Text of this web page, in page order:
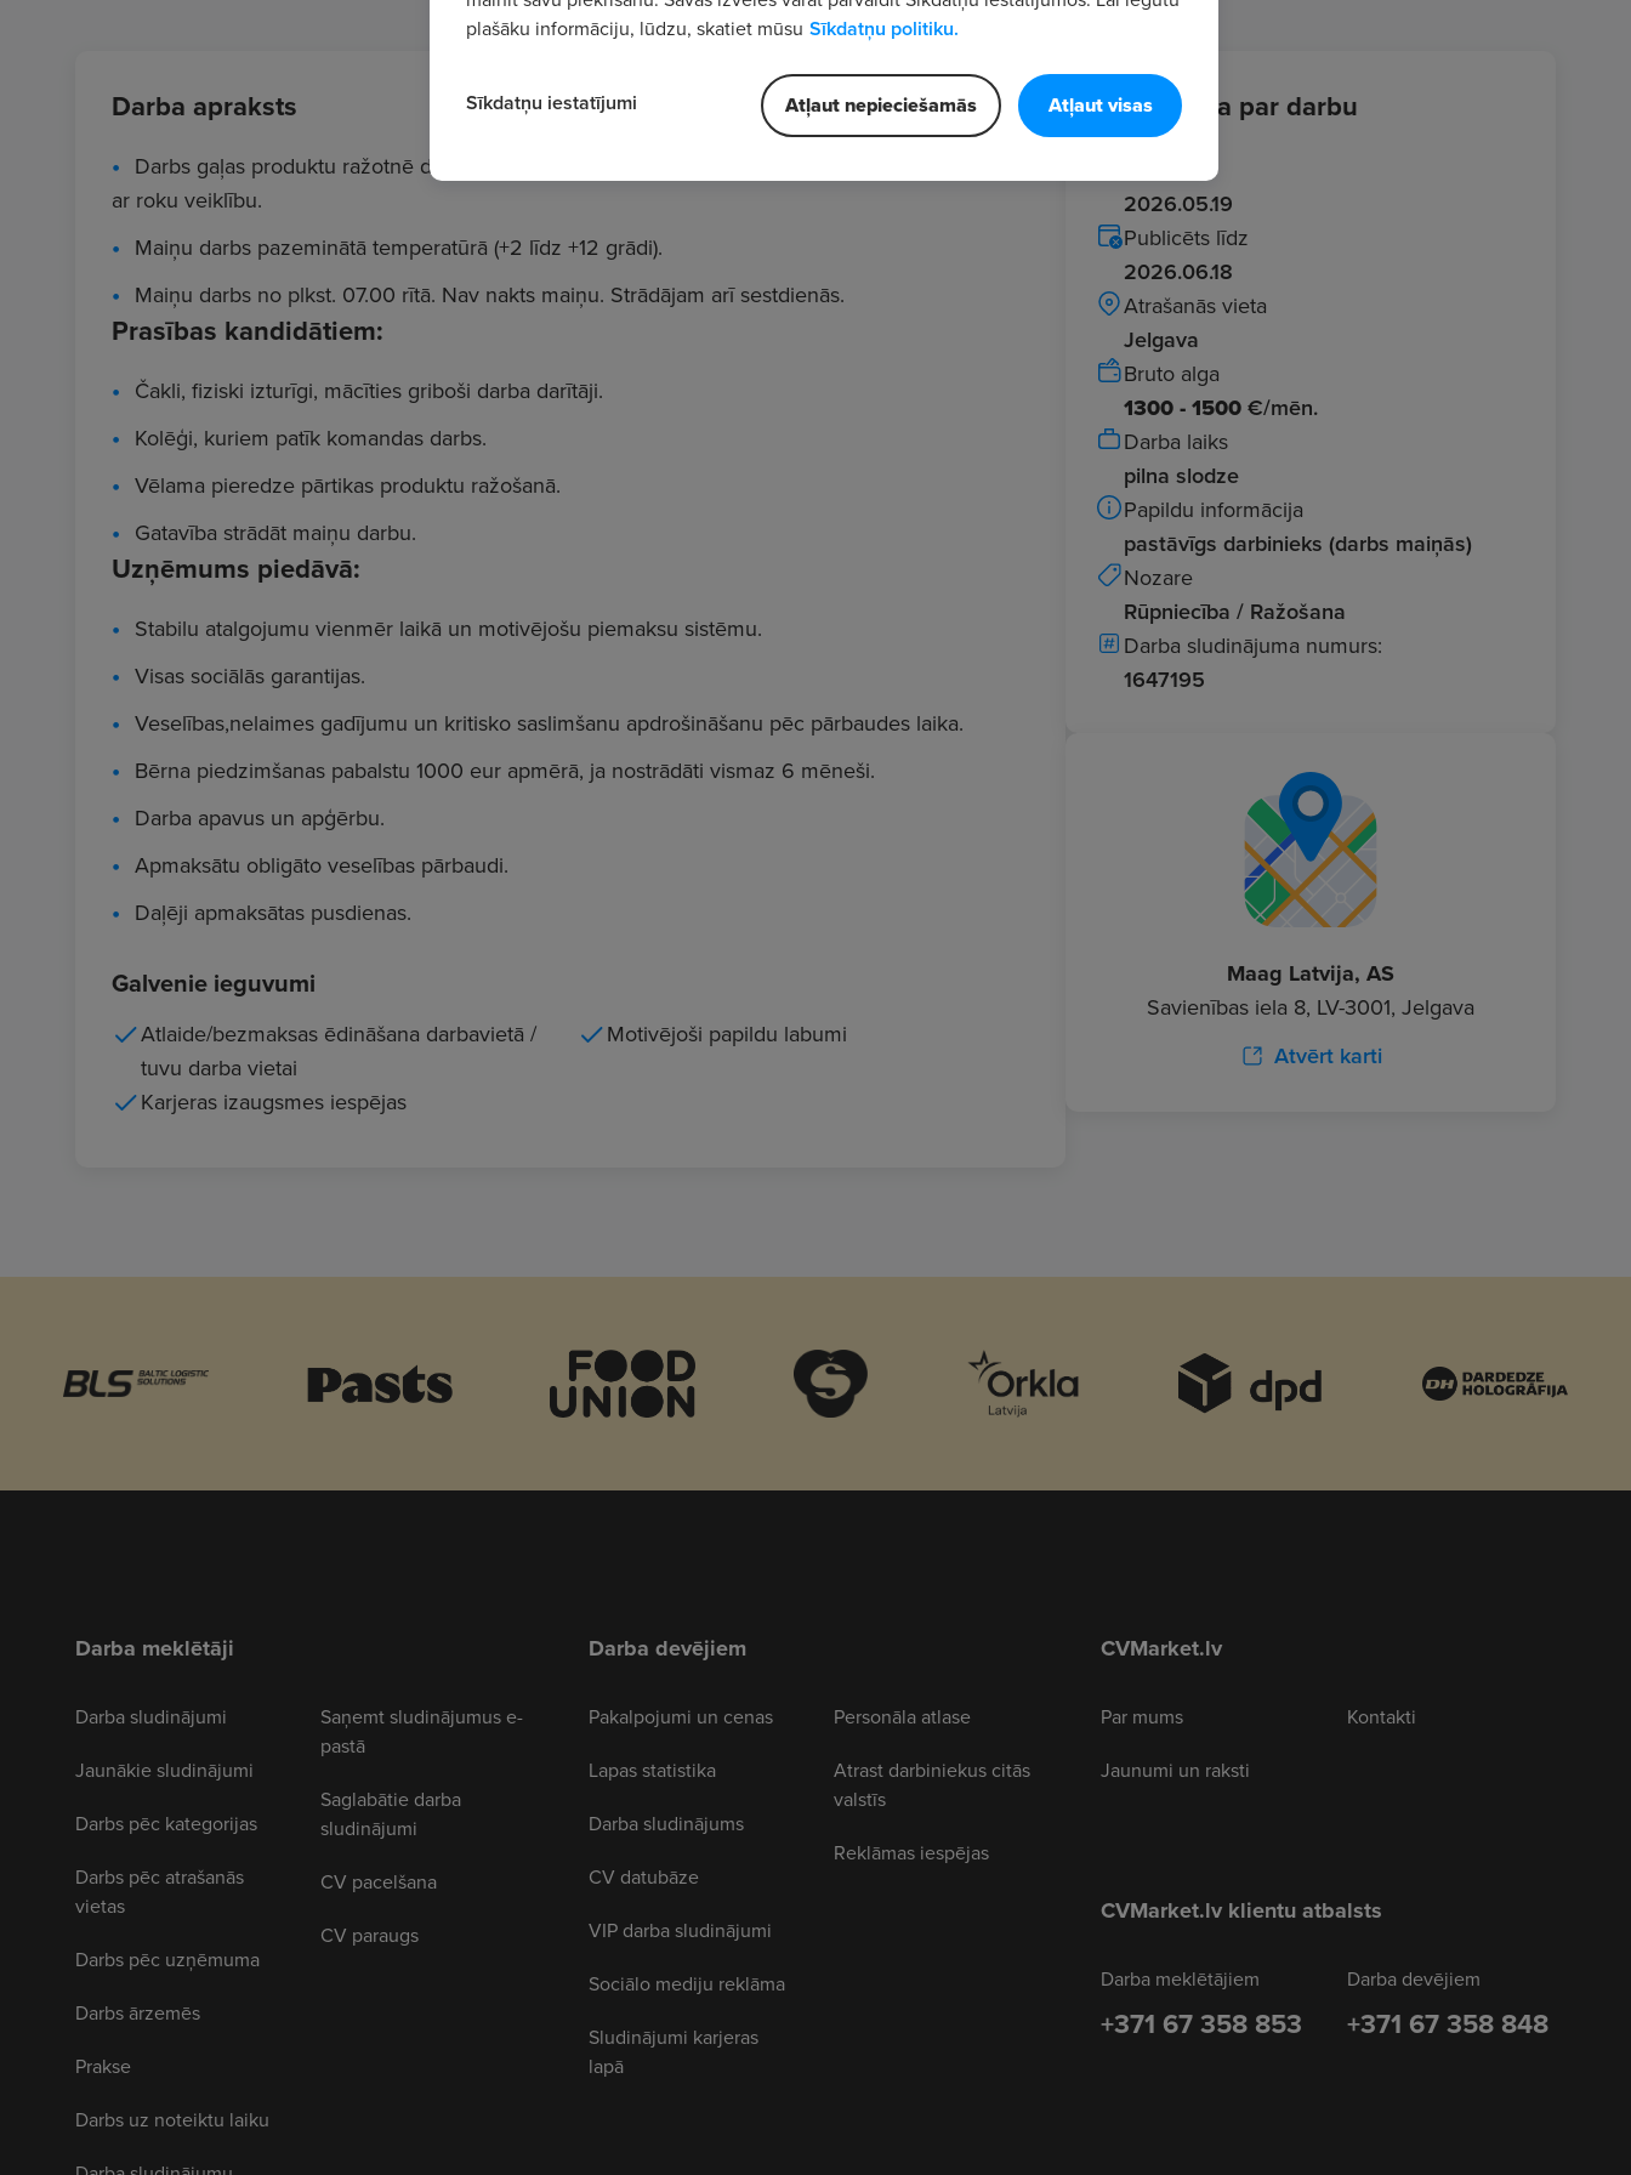
Darba apraksts
Darbs gaļas produktu ražotnē desu formēšanas (pildīšanas) cehā. Darbs fiziski intensīvs, saistīts
ar roku veiklību.
Maiņu darbs pazeminātā temperatūrā (+2 līdz +12 grādi).
Maiņu darbs no plkst. 07.00 rītā. Nav nakts maiņu. Strādājam arī sestdienās.
Prasības kandidātiem:
Čakli, fiziski izturīgi, mācīties griboši darba darītāji.
Kolēģi, kuriem patīk komandas darbs.
Vēlama pieredze pārtikas produktu ražošanā.
Gatavība strādāt maiņu darbu.
Uzņēmums piedāvā:
Stabilu atalgojumu vienmēr laikā un motivējošu piemaksu sistēmu.
Visas sociālās garantijas.
Veselības,nelaimes gadījumu un kritisko saslimšanu apdrošināšanu pēc pārbaudes laika.
Bērna piedzimšanas pabalstu 1000 eur apmērā, ja nostrādāti vismaz 6 mēneši.
Darba apavus un apģērbu.
Apmaksātu obligāto veselības pārbaudi.
Daļēji apmaksātas pusdienas.
Galvenie ieguvumi
Atlaide/bezmaksas ēdināšana darbavietā /
tuvu darba vietai
Karjeras izaugsmes iespējas
Motivējoši papildu labumi
Informācija par darbu
2026.05.19
Publicēts līdz
2026.06.18
Atrašanās vieta
Jelgava
Bruto alga
1300 - 1500 €/mēn.
Darba laiks
pilna slodze
Papildu informācija
pastāvīgs darbinieks (darbs maiņās)
Nozare
Rūpniecība / Ražošana
Darba sludinājuma numurs:
1647195
Maag Latvija, AS
Savienības iela 8, LV-3001, Jelgava
Atvērt karti
Darba meklētāji
Darba sludinājumi
Jaunākie sludinājumi
Darbs pēc kategorijas
Darbs pēc atrašanās
vietas
Darbs pēc uzņēmuma
Darbs ārzemēs
Prakse
Darbs uz noteiktu laiku
Saņemt sludinājumus e-
pastā
Saglabātie darba
sludinājumi
CV pacelšana
CV paraugs
Darba devējiem
Pakalpojumi un cenas
Lapas statistika
Darba sludinājums
CV datubāze
VIP darba sludinājumi
Sociālo mediju reklāma
Sludinājumi karjeras
lapā
Personāla atlase
Atrast darbiniekus citās
valstīs
Reklāmas iespējas
CVMarket.lv
Par mums
Jaunumi un raksti
Kontakti
CVMarket.lv klientu atbalsts
Darba meklētājiem
+371 67 358 853
Darba devējiem
+371 67 358 848
plašāku informāciju, lūdzu, skatiet mūsu Sīkdatņu politiku.
Sīkdatņu iestatījumi Atļaut nepieciešamās Atļaut visas